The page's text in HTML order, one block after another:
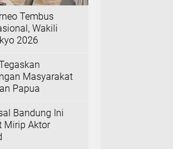
Tembus
Wakili
2026
Masyarakat
Papua
Bandung Ini
Mirip Aktor